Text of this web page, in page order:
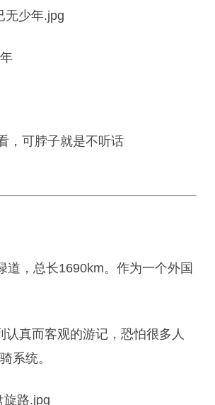
，可脖子就是不听话
，总长1690km。作为一个外国
真而客观的游记，恐怕很多人
系统。